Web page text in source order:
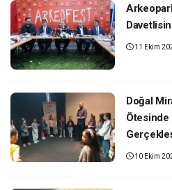
11 Ekim
Doğal
Ötesinde
10 Ekim